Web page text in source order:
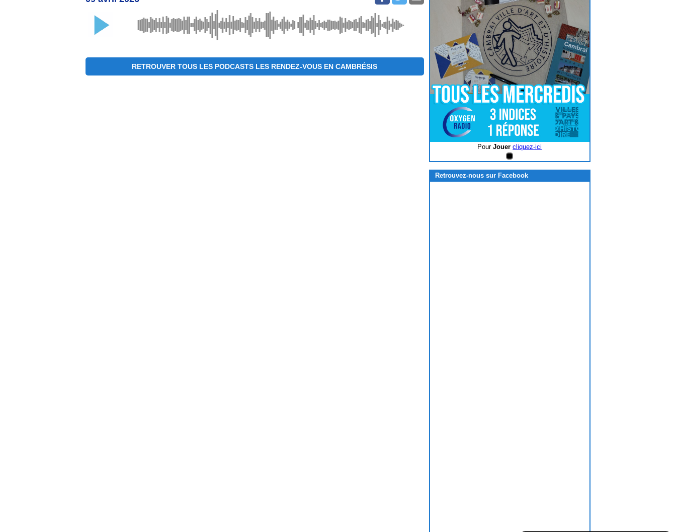
RETROUVER TOUS LES PODCASTS LES RENDEZ-VOUS EN CAMBRÉSIS
PourJouer cliquez-ici
Retrouvez-nous sur Facebook